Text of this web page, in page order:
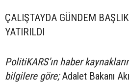
ÇALIŞTAYDA GÜNDEM
YATIRILDI
PolitiKARS’ın haber
bilgilere göre;Adalet Bakanı